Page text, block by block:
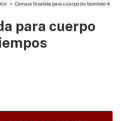
> Camara bisalida para cuerpo de bombeo 4
para cuerpo